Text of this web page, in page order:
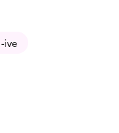
ive